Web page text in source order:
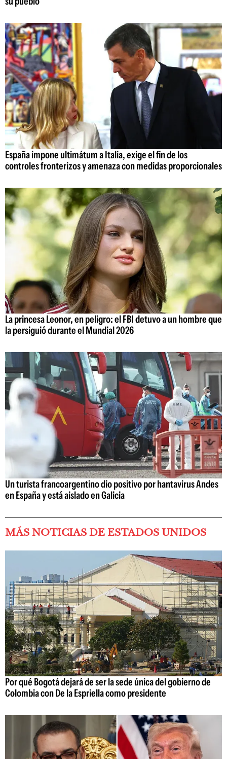
España impone ultimátum a Italia, exige el fin de los
controles fronterizos y amenaza con medidas proporcionales
La princesa Leonor, en peligro: el FBI detuvo a un hombre que
la persiguió durante el Mundial 2026
Un turista francoargentino dio positivo por hantavirus Andes
en España y está aislado en Galicia
MÁS NOTICIAS DE ESTADOS UNIDOS
Por qué Bogotá dejará de ser la sede única del gobierno de
Colombia con De la Espriella como presidente